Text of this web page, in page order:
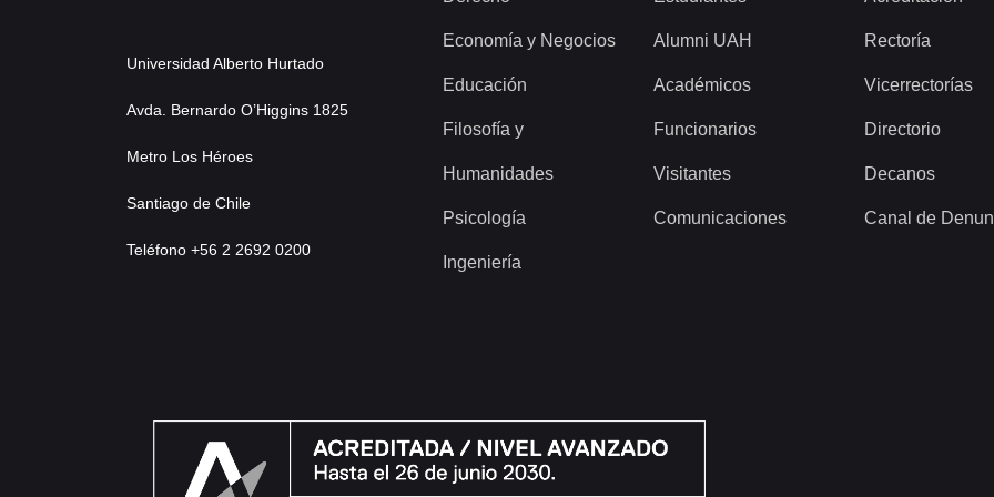
Universidad Alberto Hurtado
Avda. Bernardo O’Higgins 1825
Metro Los Héroes
Santiago de Chile
Teléfono +56 2 2692 0200
Economía y Negocios
Educación
Filosofía y
Humanidades
Psicología
Ingeniería
Alumni UAH
Académicos
Funcionarios
Visitantes
Comunicaciones
Rectoría
Vicerrectorías
Directorio
Decanos
Canal de